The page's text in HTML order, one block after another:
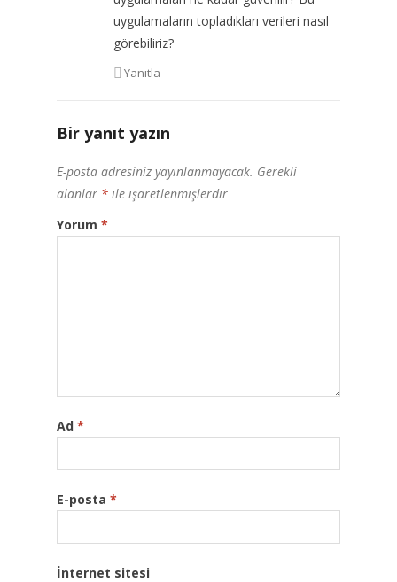
uygulamaların topladıkları verileri nasıl
görebiliriz?
Yanıtla
Bir yanıt yazın
E-posta adresiniz yayınlanmayacak. Gerekli
alanlar * ile işaretlenmişlerdir
Yorum *
Ad *
E-posta *
İnternet sitesi